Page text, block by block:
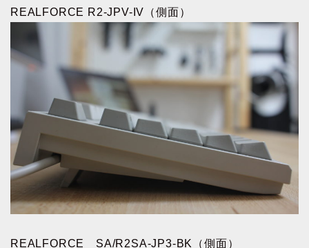
REALFORCE R2-JPV-IV（側面）
REALFORCE SA/R2SA-JP3-BK（側面）